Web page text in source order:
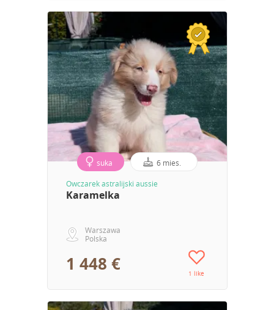
suka 6 mies.
Owczarek astralijski aussie
Karamelka
Warszawa
Polska
1 448 € 1 like